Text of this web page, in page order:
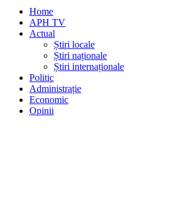
Home
APH TV
Actual
Știri locale
Știri naționale
Știri internaționale
Politic
Administrație
Economic
Opinii